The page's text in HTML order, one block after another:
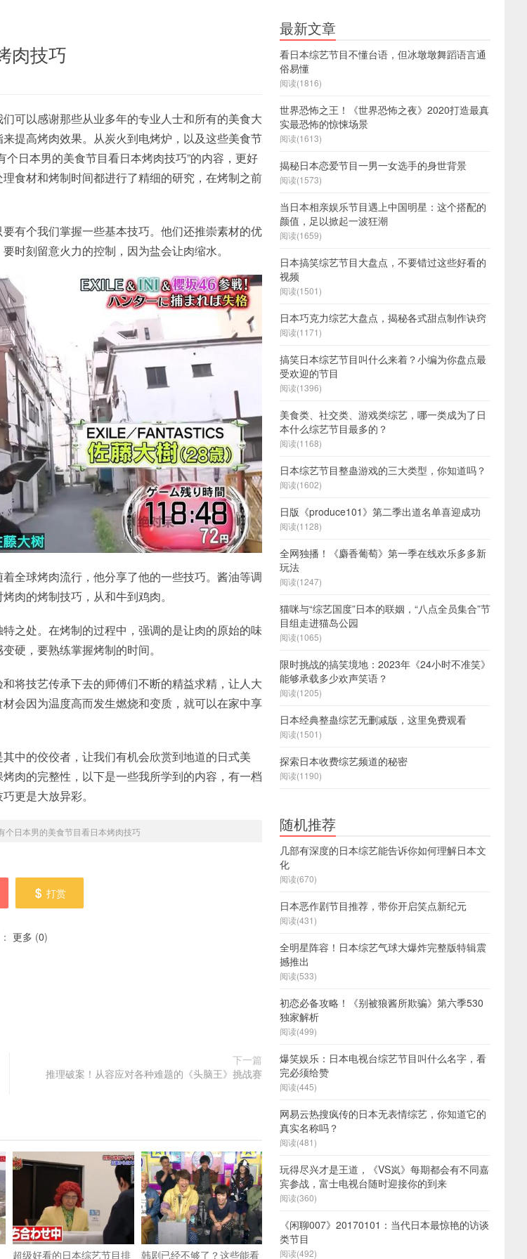
肉技巧
可以感谢那些从业多年的专业人士和所有的美食大
提高烤肉效果。从炭火到电烤炉，以及这些美食节
日本男的美食节目看日本烤肉技巧”的内容，更好
食材和烤制时间都进行了精细的研究，在烤制之前
有个我们掌握一些基本技巧。他们还推崇素材的优
时刻留意火力的控制，因为盐会让肉缩水。
全球烤肉流行，他分享了他的一些技巧。酱油等调
肉的烤制技巧，从和牛到鸡肉。
之处。在烤制的过程中，强调的是让肉的原始的味
硬，要熟练掌握烤制的时间。
将技艺传承下去的师傅们不断的精益求精，让人大
会因为温度高而发生燃烧和变质，就可以在家中享
中的佼佼者，让我们有机会欣赏到地道的日式美
肉的完整性，以下是一些我所学到的内容，有一档
更是大放异彩。
个日本男的美食节目看日本烤肉技巧
打赏
更多 (0)
下一篇
推理破案！从容应对各种难题的《头脑王》挑战赛
超级好看的日本综艺节目排 韩剧已经不够了？这些能看
最新文章
看日本综艺节目不懂台语，但冰墩墩舞蹈语言通
俗易懂
阅读(1816)
世界恐怖之王！《世界恐怖之夜》2020打造最真
实最恐怖的惊悚场景
阅读(1613)
揭秘日本恋爱节目一男一女选手的身世背景
阅读(1573)
当日本相亲娱乐节目遇上中国明星：这个搭配的
颜值，足以掀起一波狂潮
阅读(1659)
日本搞笑综艺节目大盘点，不要错过这些好看的
视频
阅读(1501)
日本巧克力综艺大盘点，揭秘各式甜点制作诀窍
阅读(1171)
搞笑日本综艺节目叫什么来着？小编为你盘点最
受欢迎的节目
阅读(1396)
美食类、社交类、游戏类综艺，哪一类成为了日
本什么综艺节目最多的？
阅读(1168)
日本综艺节目整蛊游戏的三大类型，你知道吗？
阅读(1602)
日版《produce101》第二季出道名单喜迎成功
阅读(1128)
全网独播！《麝香葡萄》第一季在线欢乐多多新
玩法
阅读(1247)
猫咪与“综艺国度”日本的联姻，“八点全员集合”节
目组走进猫岛公园
阅读(1065)
限时挑战的搞笑境地：2023年《24小时不准笑》
能够承载多少欢声笑语？
阅读(1205)
日本经典整蛊综艺无删减版，这里免费观看
阅读(1501)
探索日本收费综艺频道的秘密
阅读(1190)
随机推荐
几部有深度的日本综艺能告诉你如何理解日本文
化
阅读(670)
日本恶作剧节目推荐，带你开启笑点新纪元
阅读(431)
全明星阵容！日本综艺气球大爆炸完整版特辑震
撼推出
阅读(533)
初恋必备攻略！《别被狼酱所欺骗》第六季530
独家解析
阅读(499)
爆笑娱乐：日本电视台综艺节目叫什么名字，看
完必须给赞
阅读(445)
网易云热搜疯传的日本无表情综艺，你知道它的
真实名称吗？
阅读(481)
玩得尽兴才是王道，《VS岚》每期都会有不同嘉
宾参战，富士电视台随时迎接你的到来
阅读(360)
《闲聊007》20170101：当代日本最惊艳的访谈
类节目
阅读(492)